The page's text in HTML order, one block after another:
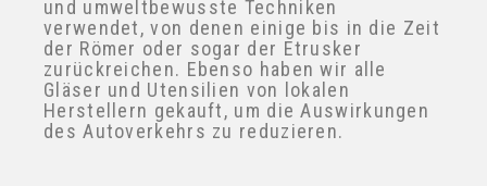
verwendet, von denen einige bis in die
Zeit der Römer oder sogar der Etrusker
zurückreichen. Ebenso haben wir alle
Gläser und Utensilien von lokalen
Herstellern gekauft, um die
Auswirkungen des Autoverkehrs zu
reduzieren.